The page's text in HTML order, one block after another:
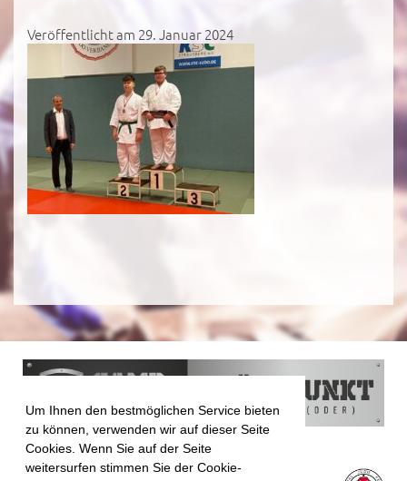
Um Ihnen den bestmöglichen Service bieten
zu können, verwenden wir auf dieser Seite
Cookies. Wenn Sie auf der Seite
weitersurfen stimmen Sie der Cookie-
Veröffentlicht am 29. Januar 2024